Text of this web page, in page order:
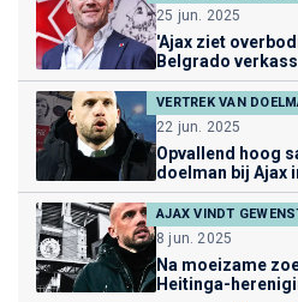
25 jun. 2025
'Ajax ziet
Belgrado
VERTREK VAN
22 jun. 2025
Opvallend hoog
doelman bij Ajax
AJAX VINDT
8 jun. 2025
Na moeizame
Heitinga-